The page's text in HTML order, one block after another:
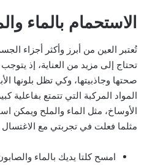
الاستحمام بالماء
تُعتبر العين من أبرز وأكثر أجزاء
تحتاج إلى مزيد من العناية، إذ
صحتها وجاذبيتها، وكي تظل بلونها
المواد المركبة التي تتمتع بفاعلية
الأوساخ، مثل الماء والملح ويمكن
مثلما فعلت في تجربتي مع الاغتسال
امسح كلتا يديك بالماء